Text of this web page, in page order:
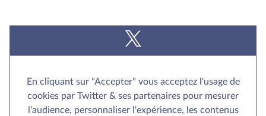
En cliquant sur "Accepter" vous acceptez l'usage de
cookies par Twitter & ses partenaires pour mesurer
l’audience, personnaliser l'expérience, les contenus